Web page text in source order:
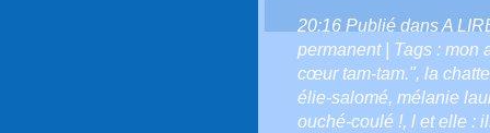
20:16 Publié dansA
permanent| Tags : mon
cœur tam-tam.", la
élie-salomé, mélanie
ouché-coulé !, l et elle :